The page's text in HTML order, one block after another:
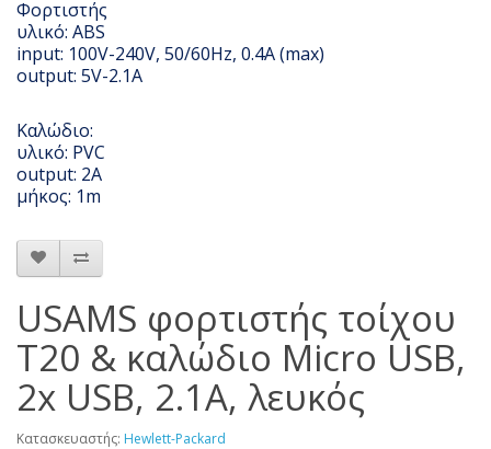
Φορτιστής
υλικό: ABS
input: 100V-240V, 50/60Hz, 0.4A (max)
output: 5V-2.1A
Καλώδιο:
υλικό: PVC
output: 2A
μήκος: 1m
USAMS φορτιστής τοίχου
T20 & καλώδιο Micro USB,
2x USB, 2.1A, λευκός
Κατασκευαστής: Hewlett-Packard